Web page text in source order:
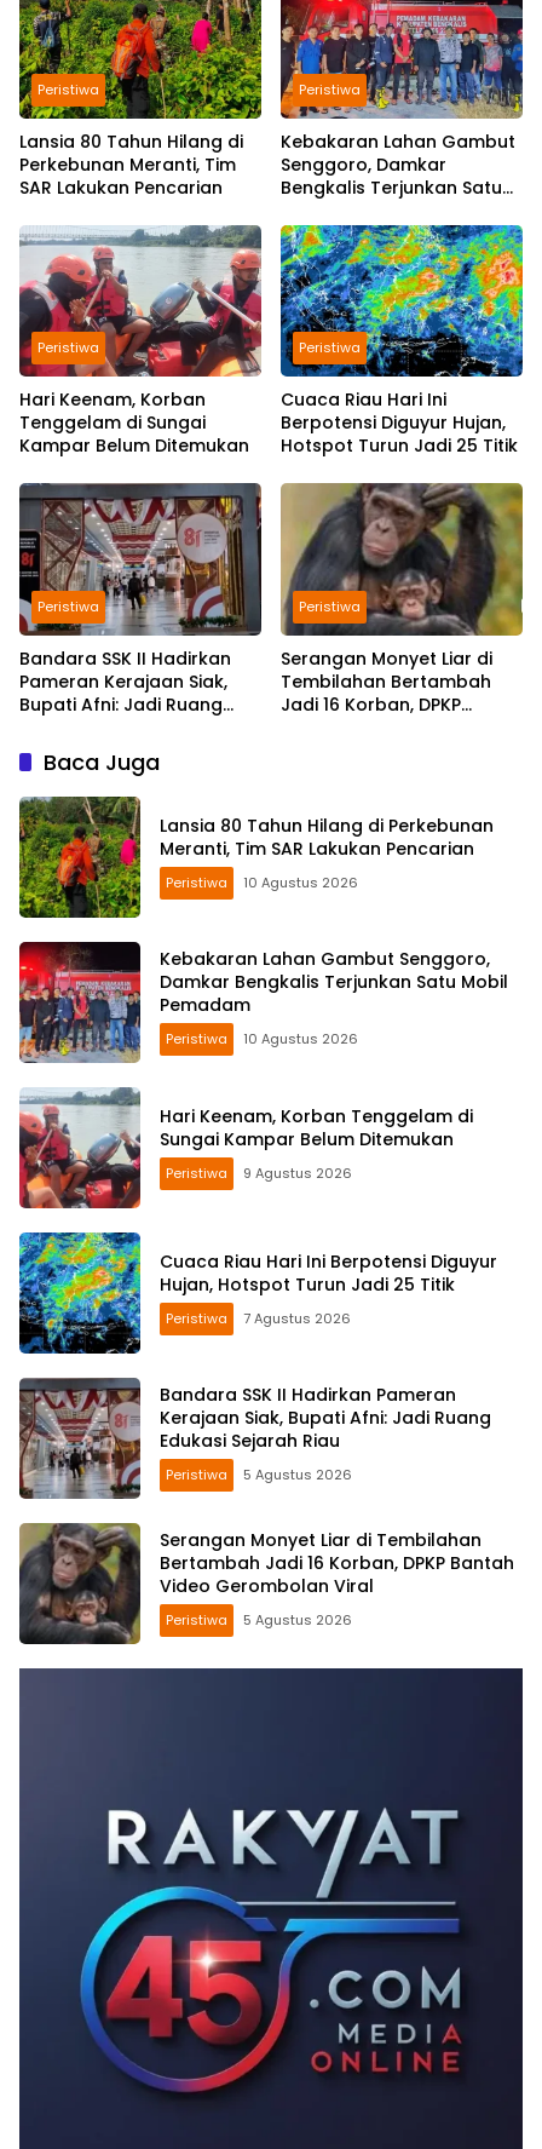
Peristiwa
Lansia 80 Tahun Hilang di
Perkebunan Meranti, Tim
SAR Lakukan Pencarian
Peristiwa
Kebakaran Lahan Gambut
Senggoro, Damkar
Bengkalis Terjunkan Satu
Peristiwa
Hari Keenam, Korban
Tenggelam di Sungai
Kampar Belum Ditemukan
Peristiwa
Cuaca Riau Hari Ini
Berpotensi Diguyur Hujan,
Hotspot Turun Jadi 25 Titik
Peristiwa
Bandara SSK II Hadirkan
Pameran Kerajaan Siak,
Bupati Afni: Jadi Ruang
Peristiwa
Serangan Monyet Liar di
Tembilahan Bertambah
Jadi 16 Korban, DPKP
Baca Juga
Lansia 80 Tahun Hilang di Perkebunan
Meranti, Tim SAR Lakukan Pencarian
Peristiwa 10 Agustus 2026
Kebakaran Lahan Gambut Senggoro,
Damkar Bengkalis Terjunkan Satu Mobil
Pemadam
Peristiwa 10 Agustus 2026
Hari Keenam, Korban Tenggelam di
Sungai Kampar Belum Ditemukan
Peristiwa 9 Agustus 2026
Cuaca Riau Hari Ini Berpotensi Diguyur
Hujan, Hotspot Turun Jadi 25 Titik
Peristiwa 7 Agustus 2026
Bandara SSK II Hadirkan Pameran
Kerajaan Siak, Bupati Afni: Jadi Ruang
Edukasi Sejarah Riau
Peristiwa 5 Agustus 2026
Serangan Monyet Liar di Tembilahan
Bertambah Jadi 16 Korban, DPKP Bantah
Video Gerombolan Viral
Peristiwa 5 Agustus 2026